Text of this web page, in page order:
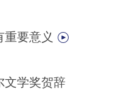
要意义
文学奖贺辞